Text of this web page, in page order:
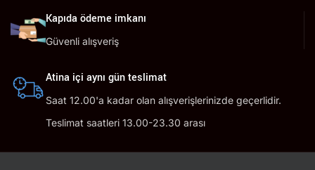
Kapıda ödeme imkanı
Güvenli alışveriş
Atina içi aynı gün teslimat
Saat 12.00'a kadar olan alışverişlerinizde geçerlidir.
Teslimat saatleri 13.00-23.30 arası